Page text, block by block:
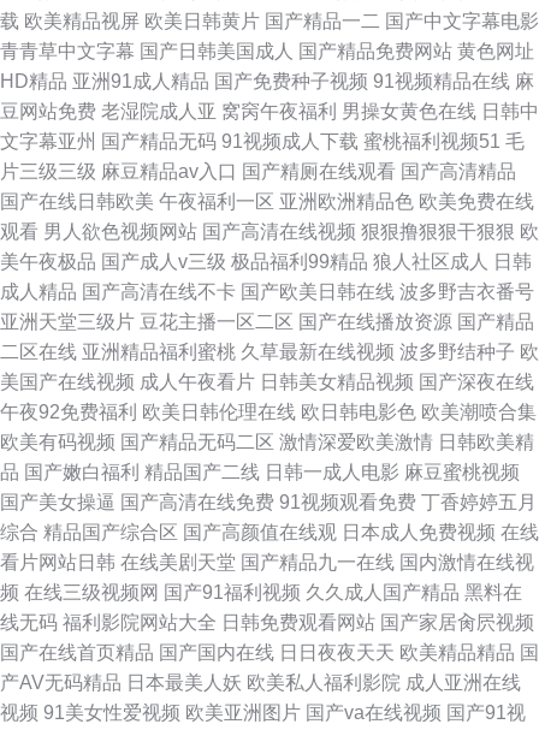
载 欧美精品视屏 欧美日韩黄片 国产精品一二 国产中文字幕电影
青青草中文字幕 国产日韩美国成人 国产精品免费网站 黄色网址
HD精品 亚洲91成人精品 国产免费种子视频 91视频精品在线 麻
豆网站免费 老湿院成人亚 窝窉午夜福利 男操女黄色在线 日韩中
文字幕亚州 国产精品无码 91视频成人下载 蜜桃福利视频51 毛
片三级三级 麻豆精品av入口 国产精厕在线观看 国产高清精品
国产在线日韩欧美 午夜福利一区 亚洲欧洲精品色 欧美免费在线
观看 男人欲色视频网站 国产高清在线视频 狠狠撸狠狠干狠狠 欧
美午夜极品 国产成人v三级 极品福利99精品 狼人社区成人
日韩
成人精品 国产高清在线不卡 国产欧美日韩在线 波多野吉衣番号
亚洲天堂三级片 豆花主播一区二区 国产在线播放资源 国产精品
二区在线 亚洲精品福利蜜桃 久草最新在线视频 波多野结种子 欧
美国产在线视频 成人午夜看片 日韩美女精品视频 国产深夜在线
午夜92免费福利 欧美日韩伦理在线 欧日韩电影色 欧美潮喷合集
欧美有码视频 国产精品无码二区 激情深爱欧美激情 日韩欧美精
品 国产嫩白福利 精品国产二线 日韩一成人电影 麻豆蜜桃视频
国产美女操逼 国产高清在线免费 91视频观看免费 丁香婷婷五月
综合 精品国产综合区 国产高颜值在线观 日本成人免费视频 在线
看片网站日韩 在线美剧天堂 国产精品九一在线 国内激情在线视
频 在线三级视频网 国产91福利视频 久久成人国产精品 黑料在
线无码 福利影院网站大全 日韩免费观看网站 国产家居肏屄视频
国产在线首页精品 国产国内在线 日日夜夜天天 欧美精品精品 国
产AV无码精品 日本最美人妖 欧美私人福利影院 成人亚洲在线
视频 91美女性爱视频 欧美亚洲图片 国产va在线视频 国产91视